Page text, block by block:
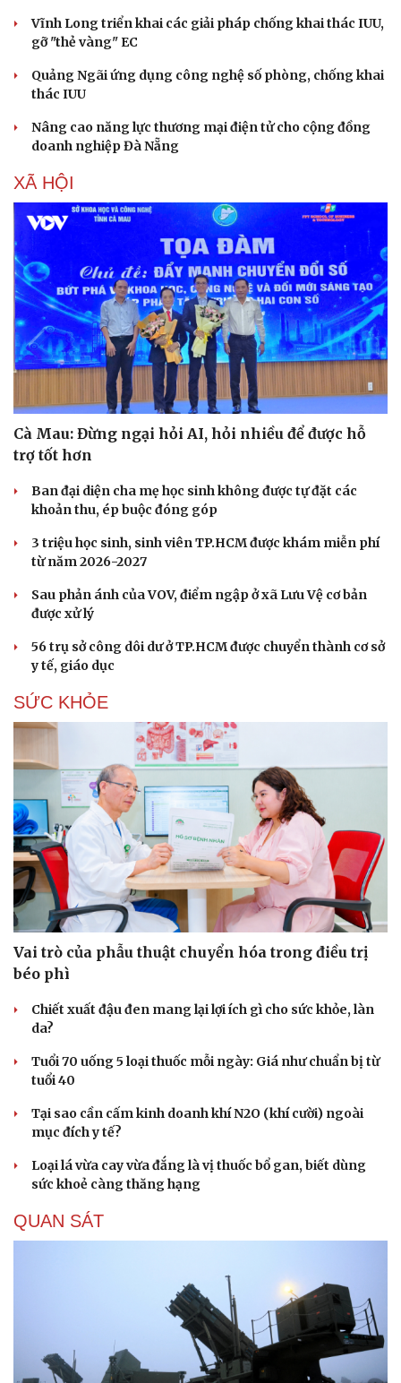
Vĩnh Long triển khai các giải pháp chống khai thác IUU,
gỡ "thẻ vàng" EC
Quảng Ngãi ứng dụng công nghệ số phòng, chống khai
thác IUU
Nâng cao năng lực thương mại điện tử cho cộng đồng
doanh nghiệp Đà Nẵng
XÃ HỘI
Cà Mau: Đừng ngại hỏi AI, hỏi nhiều để được hỗ
trợ tốt hơn
Ban đại diện cha mẹ học sinh không được tự đặt các
khoản thu, ép buộc đóng góp
3 triệu học sinh, sinh viên TP.HCM được khám miễn phí
từ năm 2026-2027
Sau phản ánh của VOV, điểm ngập ở xã Lưu Vệ cơ bản
được xử lý
56 trụ sở công dôi dư ở TP.HCM được chuyển thành cơ sở
y tế, giáo dục
SỨC KHỎE
Vai trò của phẫu thuật chuyển hóa trong điều trị
béo phì
Chiết xuất đậu đen mang lại lợi ích gì cho sức khỏe, làn
da?
Tuổi 70 uống 5 loại thuốc mỗi ngày: Giá như chuẩn bị từ
tuổi 40
Tại sao cần cấm kinh doanh khí N2O (khí cười) ngoài
mục đích y tế?
Loại lá vừa cay vừa đắng là vị thuốc bổ gan, biết dùng
sức khoẻ càng thăng hạng
QUAN SÁT